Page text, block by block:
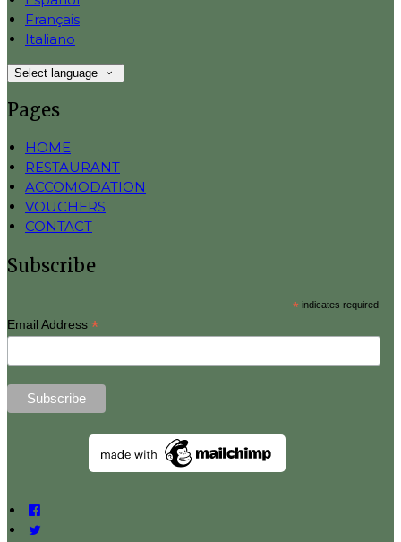
Français
Italiano
Select language
Pages
HOME
RESTAURANT
ACCOMODATION
VOUCHERS
CONTACT
Subscribe
*indicates required
Email Address *